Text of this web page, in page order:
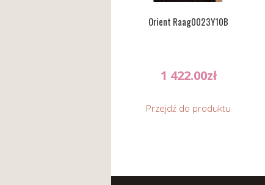
Orient Raag0023Y10B
1 422.00zł
Przejdź do produktu